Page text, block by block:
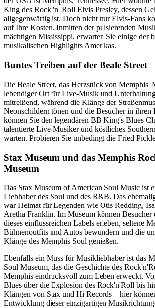
King des Rock 'n' Roll Elvis Presley, dessen
allgegenwärtig ist. Doch nicht nur Elvis-Fans
auf Ihre Kosten. Inmitten der pulsierenden
mächtigen Mississippi, erwarten Sie einige der
musikalischen Highlights Amerikas.
Buntes Treiben auf der Beale Street
Die Beale Street, das Herzstück von Memphis'
lebendiger Ort für Live-Musik und
mitreißend, während die Klänge der
Neonschildern tönen und die Besucher in ihren
können Sie den legendären BB King's Blues
talentierte Live-Musiker und köstliches
warten. Probieren Sie unbedingt die Fried
Stax Museum und das Memphis
Museum
Das Stax Museum of American Soul Music ist
Liebhaber des Soul und des R&B. Das
war Heimat für Legenden wie Otis Redding,
Aretha Franklin. Im Museum können Besucher
dieses einflussreichen Labels erleben, seltene
Bühnenoutfits und Autos bewundern und die
Klänge des Memphis Soul genießen.
Ebenfalls ein Muss für Musikliebhaber ist das
Soul Museum, das die Geschichte des
Memphis eindrucksvoll zum Leben erweckt.
Blues über die Explosion des Rock'n'Roll bis
Klängen von Stax und Hi Records – hier
Entwicklung dieser einzigartigen